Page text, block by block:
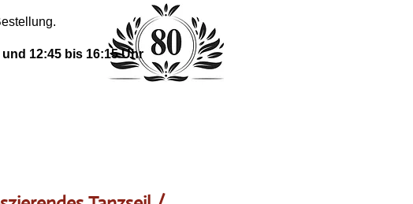
12:45 bis 16:15 Uhr